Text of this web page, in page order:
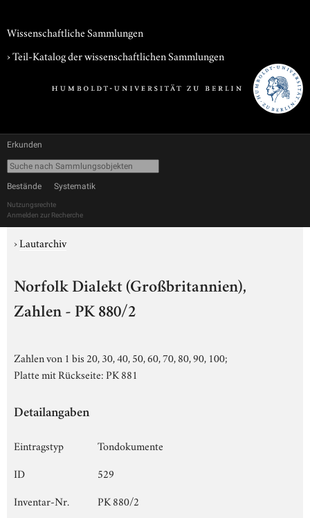
Wissenschaftliche Sammlungen
› Teil-Katalog der wissenschaftlichen Sammlungen
Erkunden
Bestände Systematik
Nutzungsrechte
Anmelden zur Recherche
›Lautarchiv
Norfolk Dialekt (Großbritannien),
Zahlen - PK 880/2
Zahlen von 1 bis 20, 30, 40, 50, 60, 70, 80, 90, 100;
Platte mit Rückseite: PK 881
Detailangaben
Eintragstyp
Tondokumente
ID
529
Inventar-Nr.
PK 880/2